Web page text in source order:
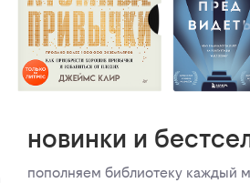
новинки и
пополняем библиотеку каждый